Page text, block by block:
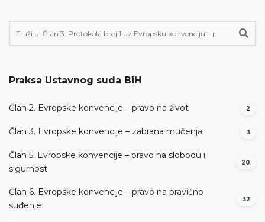
Praksa Ustavnog suda BiH
Član 2. Evropske konvencije – pravo na život 2
Član 3. Evropske konvencije – zabrana mučenja 3
Član 5. Evropske konvencije – pravo na slobodu i
sigurnost
20
Član 6. Evropske konvencije – pravo na pravično
suđenje
32